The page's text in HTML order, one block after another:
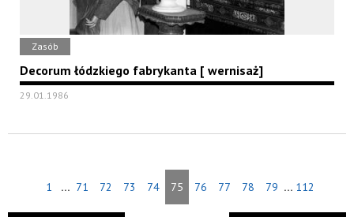
Zasób
Decorum łódzkiego fabrykanta [ wernisaż]
29.01.1986
1 ... 71 72 73 74 75 76 77 78 79 ... 112